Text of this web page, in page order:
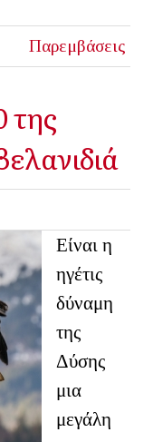
Παρεμβάσεις
της
Είναι η
ηγέτις
δύναμη
της
Δύσης
μια
μεγάλη